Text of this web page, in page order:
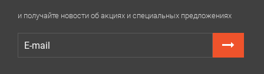
и получайте новости об акциях и специальных предложениях